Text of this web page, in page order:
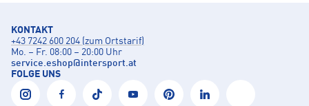
KONTAKT
+43 7242 600 204 (zum Ortstarif)
Mo. – Fr. 08:00 – 20:00 Uhr
service.eshop@intersport.at
FOLGE UNS